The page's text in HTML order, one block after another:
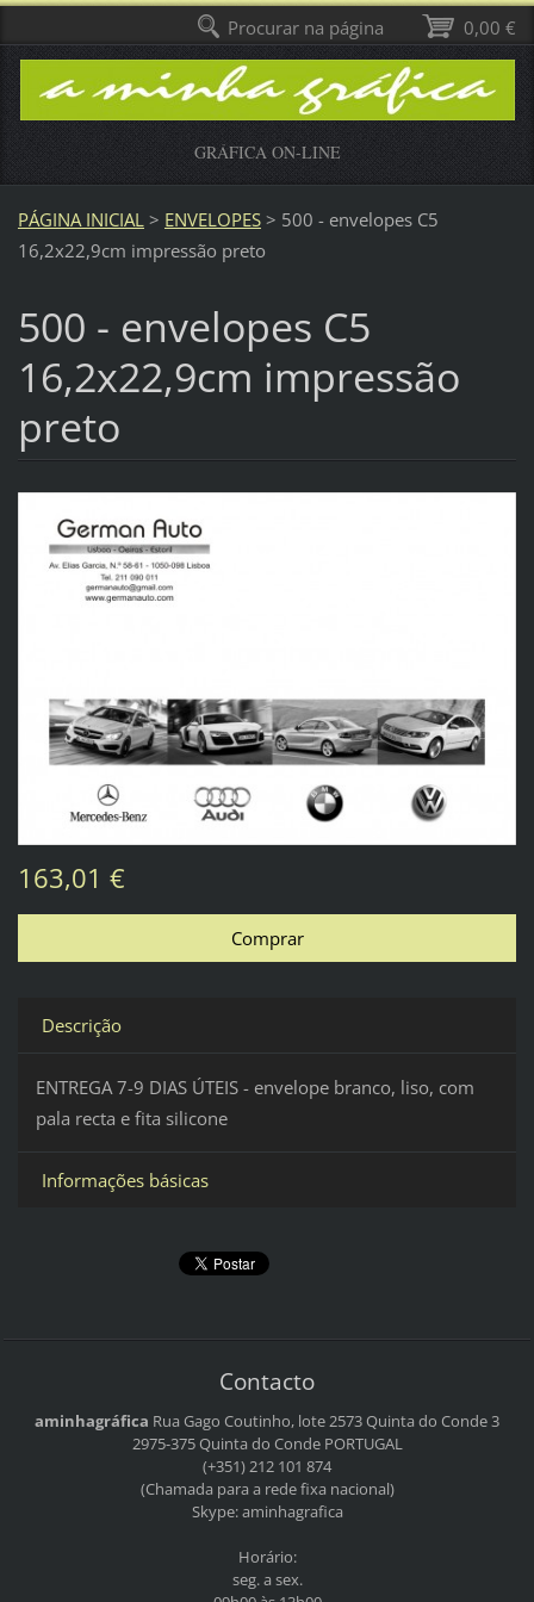
GRÁFICA ON-LINE
PÁGINA INICIAL > ENVELOPES > 500 - envelopes C5
16,2x22,9cm impressão preto
500 - envelopes C5
16,2x22,9cm impressão
preto
163,01 €
Descrição
ENTREGA 7-9 DIAS ÚTEIS - envelope branco, liso, com
pala recta e fita silicone
Informações básicas
Contacto
aminhagráfica Rua Gago Coutinho, lote 2573Quinta do Conde 3
2975-375 Quinta do CondePORTUGAL
(+351) 212 101 874
(Chamada para a rede fixa nacional)
Skype: aminhagrafica
Horário:
seg. a sex.
0,00 €
Procurar na página